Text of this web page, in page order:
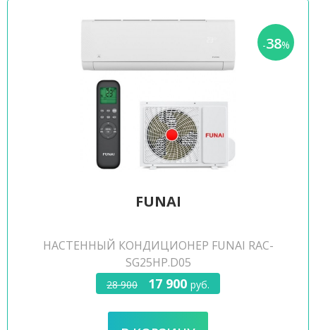
-38%
FUNAI
НАСТЕННЫЙ КОНДИЦИОНЕР FUNAI RAC-
SG25HP.D05
28 900 17 900 руб.